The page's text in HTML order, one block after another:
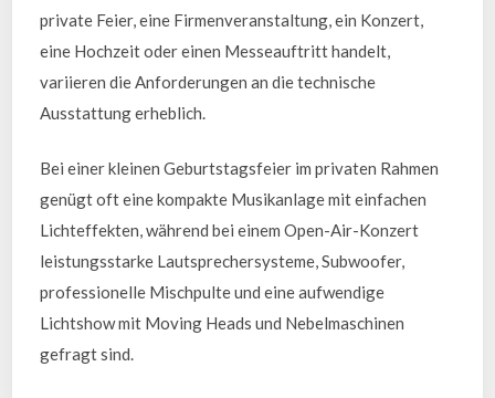
private Feier, eine Firmenveranstaltung, ein Konzert,
eine Hochzeit oder einen Messeauftritt handelt,
variieren die Anforderungen an die technische
Ausstattung erheblich.
Bei einer kleinen Geburtstagsfeier im privaten Rahmen
genügt oft eine kompakte Musikanlage mit einfachen
Lichteffekten, während bei einem Open-Air-Konzert
leistungsstarke Lautsprechersysteme, Subwoofer,
professionelle Mischpulte und eine aufwendige
Lichtshow mit Moving Heads und Nebelmaschinen
gefragt sind.